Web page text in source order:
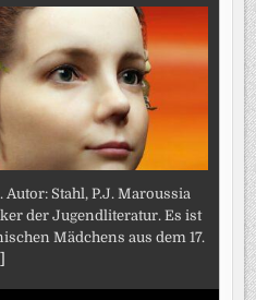
Stahl, P.J. Maroussia
der Jugendliteratur. Es ist
Mädchens aus dem 17.